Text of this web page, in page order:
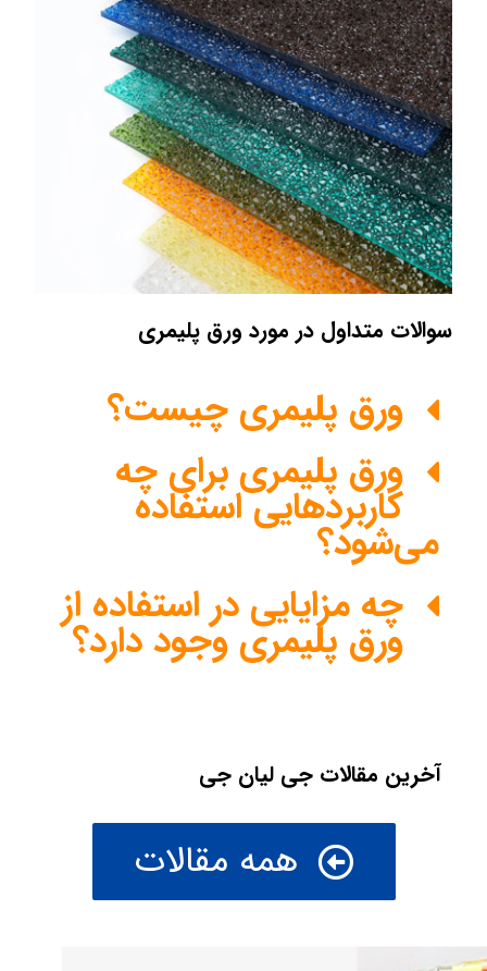
سوالات متداول در مورد ورق پلیمری
ورق پلیمری چیست؟
ورق پلیمری برای چه
کاربردهایی استفاده
می‌شود؟
چه مزایایی در استفاده از
ورق پلیمری وجود دارد؟
آخرین مقالات جی لیان جی
همه مقالات